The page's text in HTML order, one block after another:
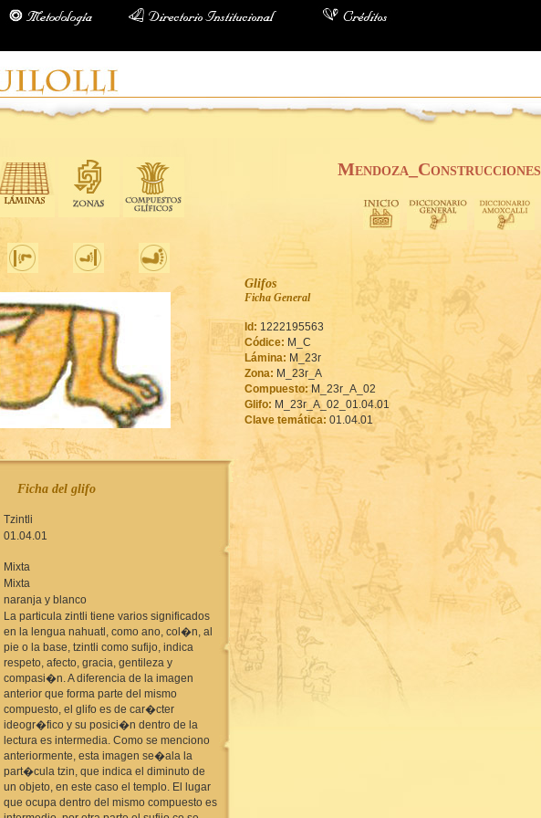
Ficha del glifo
Tzintli
01.04.01
Mixta
Mixta
naranja y blanco
La particula zintli tiene varios significados
en la lengua nahuatl, como ano, col�n, al
pie o la base, tzintli como sufijo, indica
respeto, afecto, gracia, gentileza y
compasi�n. A diferencia de la imagen
anterior que forma parte del mismo
compuesto, el glifo es de car�cter
ideogr�fico y su posici�n dentro de la
lectura es intermedia. Como se menciono
anteriormente, esta imagen se�ala la
part�cula tzin, que indica el diminuto de
un objeto, en este caso el templo. El lugar
que ocupa dentro del mismo compuesto es
Mendoza_Construcciones
Glifos
Ficha General
Id: 1222195563
Códice: M_C
Lámina: M_23r
Zona: M_23r_A
Compuesto:M_23r_A_02
Glifo: M_23r_A_02_01.04.01
Clave temática: 01.04.01